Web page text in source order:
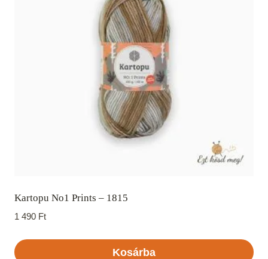
Kartopu No1 Prints – 1815
1 490 Ft
Kosárba